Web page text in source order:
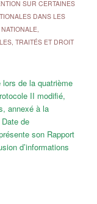
SUR CERTAINES
DANS LES
,
, TRAITÉS ET DROIT
lors de la quatrième
II modifié,
annexé à la
de
son Rapport
d’informations